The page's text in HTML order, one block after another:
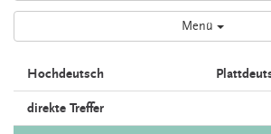
Menü
Hochdeutsch
direkte Treffer